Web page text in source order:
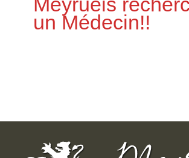
un Médecin!!